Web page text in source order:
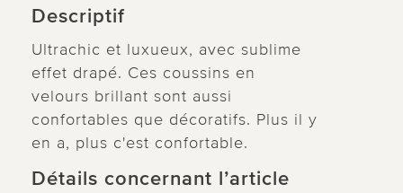
Descriptif
Ultrachic et luxueux, avec sublime
effet drapé. Ces coussins en
velours brillant sont aussi
confortables que décoratifs. Plus il y
en a, plus c'est confortable.
Détails concernant l’article